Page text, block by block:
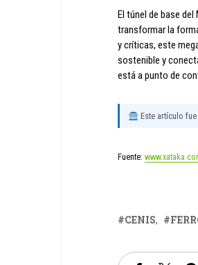
El túnel de base
transformar la
y críticas, este
sostenible y
está a punto de
Este artículo
Fuente:
CENIS